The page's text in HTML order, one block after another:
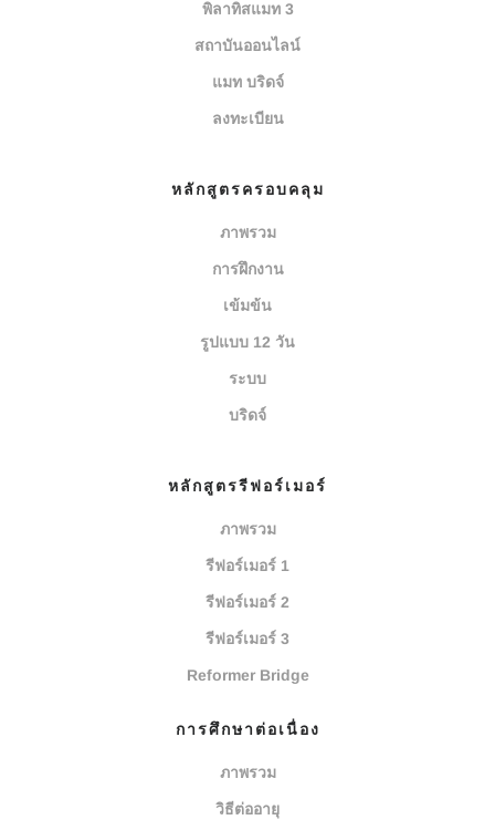
พิลาทิสแมท 3
สถาบันออนไลน์
แมท บริดจ์
ลงทะเบียน
หลักสูตรครอบคลุม
ภาพรวม
การฝึกงาน
เข้มข้น
รูปแบบ 12 วัน
ระบบ
บริดจ์
หลักสูตรรีฟอร์เมอร์
ภาพรวม
รีฟอร์เมอร์ 1
รีฟอร์เมอร์ 2
รีฟอร์เมอร์ 3
Reformer Bridge
การศึกษาต่อเนื่อง
ภาพรวม
วิธีต่ออายุ